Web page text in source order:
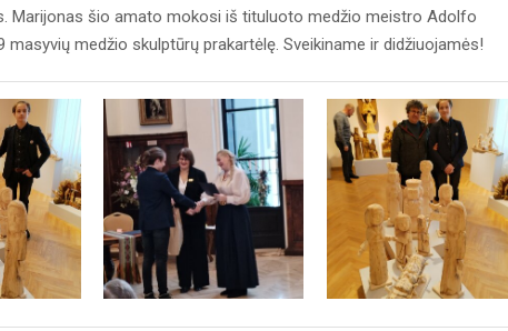
Marijonas šio amato mokosi iš tituluoto medžio meistro Adolfo
medžio skulptūrų prakartėlę. Sveikiname ir didžiuojamės!